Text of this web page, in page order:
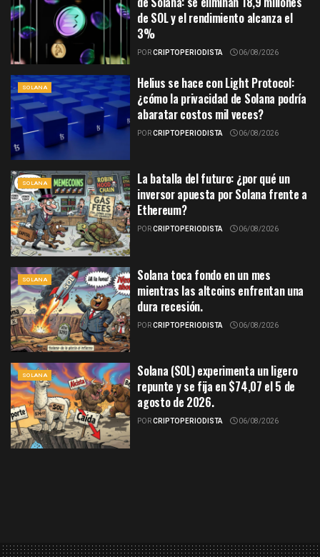
de SOL y el rendimiento alcanza el
3%
PORCRIPTOPERIODISTA 06/08/2026
SOLANA
Helius se hace con Light Protocol:
¿cómo la privacidad de Solana podría
abaratar costos mil veces?
PORCRIPTOPERIODISTA 06/08/2026
SOLANA
La batalla del futuro: ¿por qué un
inversor apuesta por Solana frente a
Ethereum?
PORCRIPTOPERIODISTA 06/08/2026
SOLANA
Solana toca fondo en un mes
mientras las altcoins enfrentan una
dura recesión.
PORCRIPTOPERIODISTA 06/08/2026
SOLANA
Solana (SOL) experimenta un ligero
repunte y se fija en $74,07 el 5 de
agosto de 2026.
PORCRIPTOPERIODISTA 06/08/2026